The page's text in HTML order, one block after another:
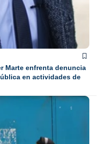
Marte enfrenta denuncia
en actividades de